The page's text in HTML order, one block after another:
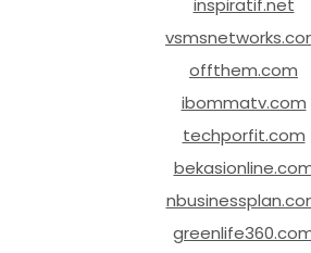
inspiratif.net
offthem.com
ibommatv.com
techporfit.com